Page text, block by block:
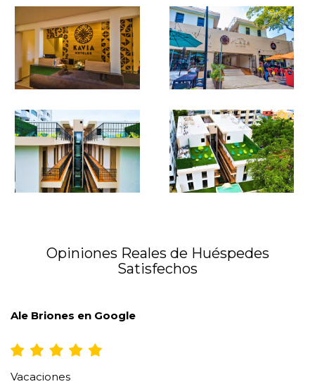
Opiniones Reales de Huéspedes
Satisfechos
Ale Briones en Google
Vacaciones